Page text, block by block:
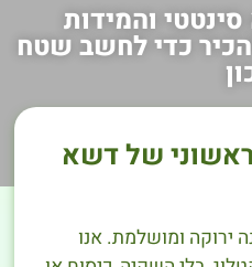
והמידות
כדי לחשב שטח
של דשא
ירוקה ומושלמת. אנו